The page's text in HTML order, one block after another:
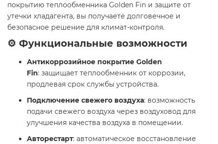
покрытию теплообменника Golden Fin и защите от
утечки хладагента, вы получаете долговечное и
безопасное решение для климат-контроля.
⚙️ Функциональные возможности
Антикоррозийное покрытие Golden
Fin: защищает теплообменник от коррозии,
продлевая срок службы устройства.
Подключение свежего воздуха: возможность
подачи свежего воздуха через воздуховод для
улучшения качества воздуха в помещении.
Авторестарт: автоматическое восстановление